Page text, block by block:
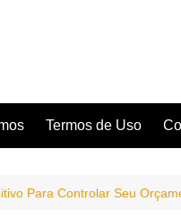
Termos de Uso
Para Controlar Seu